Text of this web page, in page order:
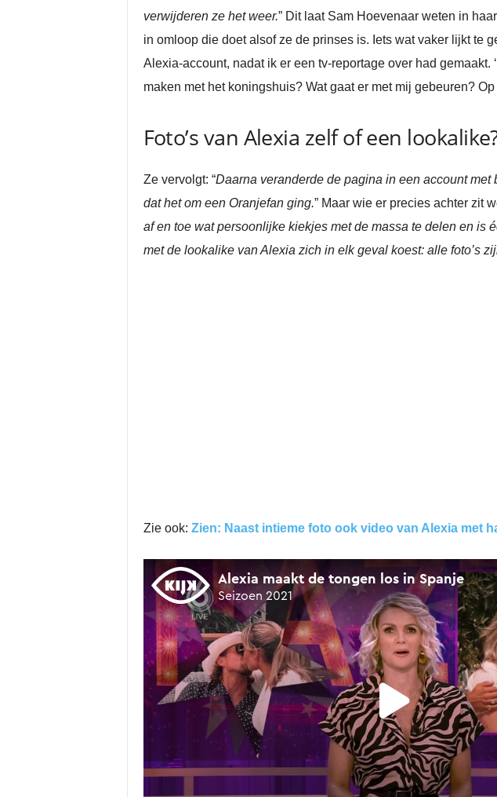
verwijderen ze het weer.” Dit laat Sam Hoevenaar weten in
in omloop die doet alsof ze de prinses is. Iets wat vaker lijkt te
Alexia-account, nadat ik er een tv-reportage over had
maken met het koningshuis? Wat gaat er met mij gebeuren?
Foto’s van Alexia zelf of een
Ze vervolgt: “Daarna veranderde de pagina in een account met
dat het om een Oranjefan ging.” Maar wie er precies achter zit
af en toe wat persoonlijke kiekjes met de massa te delen en is
met de lookalike van Alexia zich in elk geval koest: alle foto’s
Zie ook: Zien: Naast intieme foto ook video van Alexia met